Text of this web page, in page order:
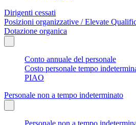
Dirigenti cessati
Posizioni organizzative / Elevate
Dotazione organica
Conto annuale del personale
Costo personale tempo
PIAO
Personale non a tempo indeterminato
Personale non a tempo